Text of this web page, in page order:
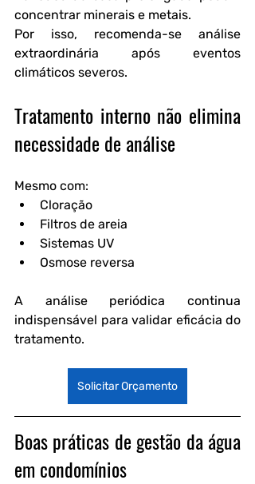
concentrar minerais e metais.
Por isso, recomenda-se análise
extraordinária após eventos
climáticos severos.
Tratamento interno não elimina
necessidade de análise
Mesmo com:
Cloração
Filtros de areia
Sistemas UV
Osmose reversa
A análise periódica continua
indispensável para validar eficácia do
tratamento.
Solicitar Orçamento
Boas práticas de gestão da água
em condomínios